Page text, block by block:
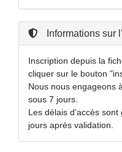
Informations sur
Inscription depuis la
cliquer sur le bouton
Nous nous engageons
sous 7 jours.
Les délais d'accès
jours après validation.